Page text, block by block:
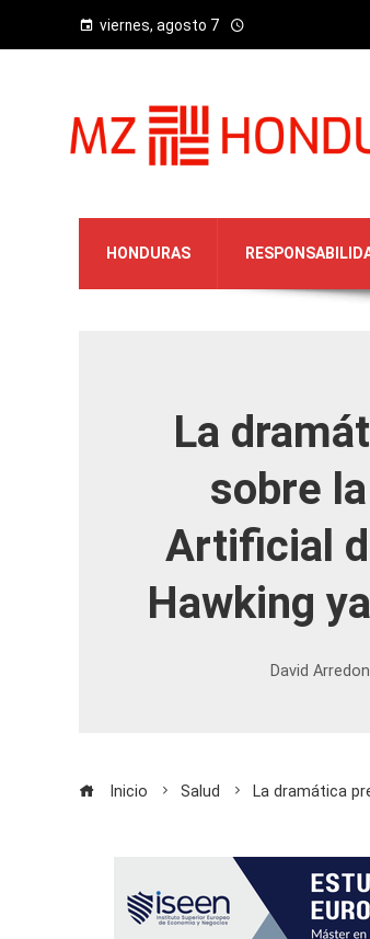
viernes, agosto 7
HONDURAS
La
sobre
Artificial
Hawking
David
Inicio Salud La dramática